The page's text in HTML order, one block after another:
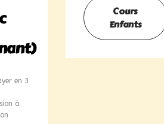
en 3
à
Cours
Enfants